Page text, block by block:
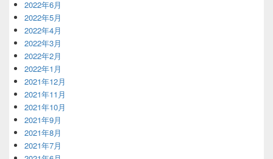
2022年6月
2022年5月
2022年4月
2022年3月
2022年2月
2022年1月
2021年12月
2021年11月
2021年10月
2021年9月
2021年8月
2021年7月